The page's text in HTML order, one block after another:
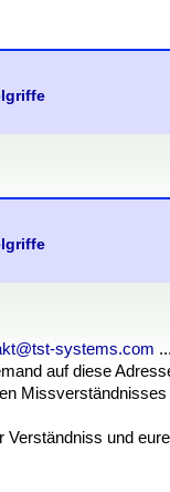
systems.com
auf diese
Missverständnisses
Verständniss und